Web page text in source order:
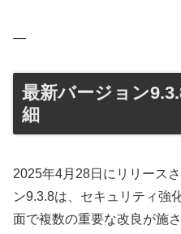
—
最新バージョン
細
2025年4月28日にリリース
ン9.3.8は、セキュリティ強
面で複数の重要な改良が施